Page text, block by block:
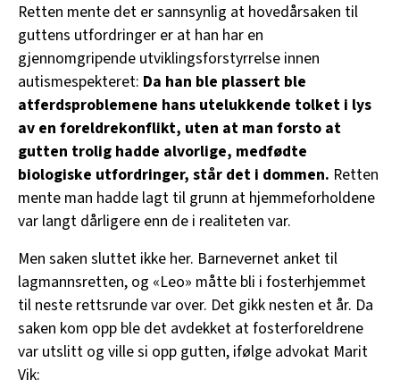
Retten mente det er sannsynlig at hovedårsaken til
guttens utfordringer er at han har en
gjennomgripende utviklingsforstyrrelse innen
autismespekteret: Da han ble plassert ble
atferdsproblemene hans utelukkende tolket i lys
av en foreldrekonflikt, uten at man forsto at
gutten trolig hadde alvorlige, medfødte
biologiske utfordringer, står det i dommen. Retten
mente man hadde lagt til grunn at hjemmeforholdene
var langt dårligere enn de i realiteten var.
Men saken sluttet ikke her. Barnevernet anket til
lagmannsretten, og «Leo» måtte bli i fosterhjemmet
til neste rettsrunde var over. Det gikk nesten et år. Da
saken kom opp ble det avdekket at fosterforeldrene
var utslitt og ville si opp gutten, ifølge advokat Marit
Vik: